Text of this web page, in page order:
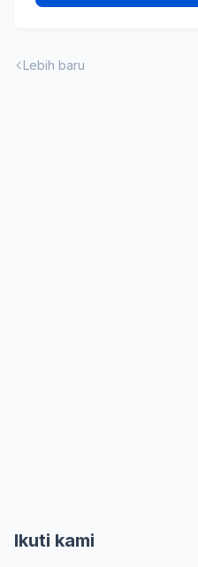
Lebih baru
Ikuti kami